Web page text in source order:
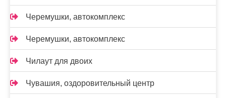
Черемушки, автокомплекс
Черемушки, автокомплекс
Чилаут для двоих
Чувашия, оздоровительный центр